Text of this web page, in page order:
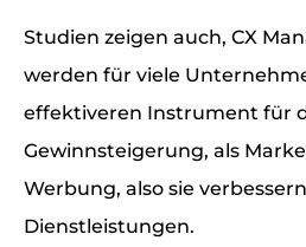
Studien zeigen auch, CX
werden für viele
effektiveren Instrument für
Gewinnsteigerung, als
Werbung, also sie
Dienstleistungen.